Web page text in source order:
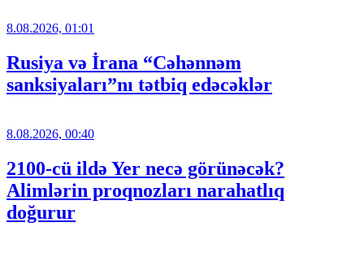
8.08.2026, 01:01
Rusiya və İrana “Cəhənnəm
sanksiyaları”nı tətbiq edəcəklər
8.08.2026, 00:40
2100-cü ildə Yer necə görünəcək?
Alimlərin proqnozları narahatlıq
doğurur